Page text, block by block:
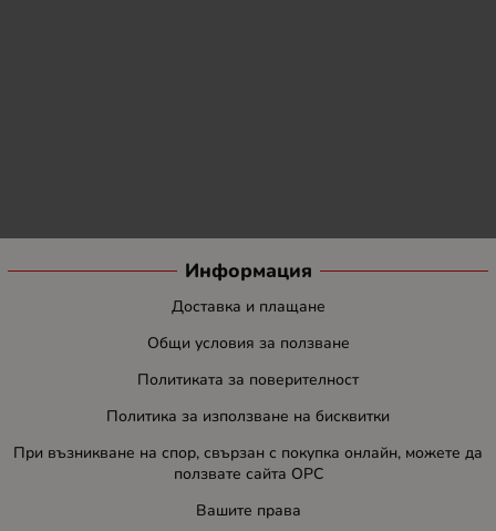
Информация
Доставка и плащане
Общи условия за ползване
Политиката за поверителност
Политика за използване на бисквитки
При възникване на спор, свързан с покупка онлайн, можете да
ползвате сайта ОРС
Вашите права